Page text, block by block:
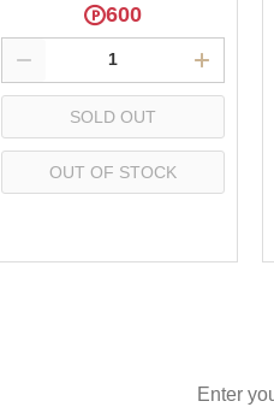
600
SOLD OUT
OUT OF STOCK